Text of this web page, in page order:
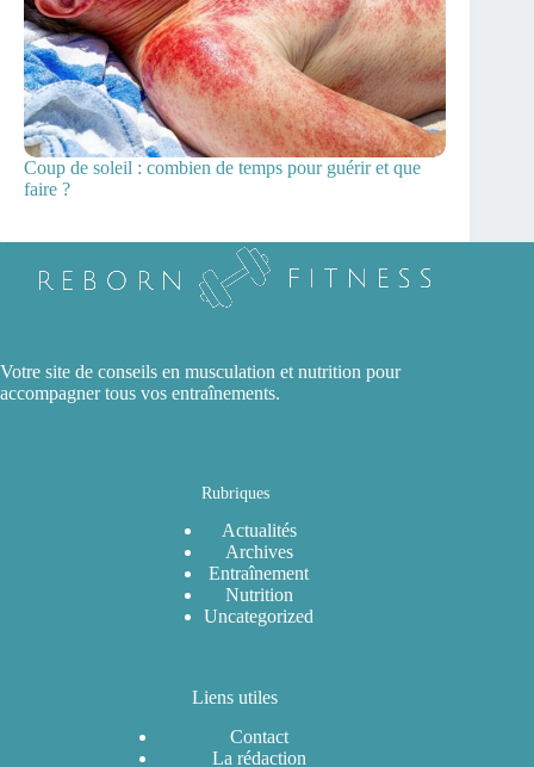
Coup de soleil : combien de temps pour guérir et que
faire ?
Votre site de conseils en musculation et nutrition pour
accompagner tous vos entraînements.
Rubriques
Actualités
Archives
Entraînement
Nutrition
Uncategorized
Liens utiles
Contact
La rédaction